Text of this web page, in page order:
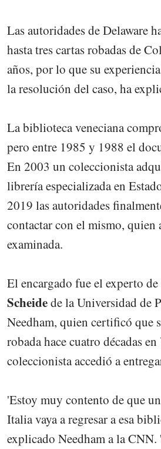
Las autoridades de Delaware
hasta tres cartas robadas de
años, por lo que su
la resolución del caso, ha
La biblioteca veneciana
pero entre 1985 y 1988 el
En 2003 un coleccionista
librería especializada en
2019 las autoridades
contactar con el mismo, quien
examinada.
El encargado fue el experto
Scheidede la Universidad de
Needham, quien certificó que
robada hace cuatro décadas
coleccionista accedió a
'Estoy muy contento de que
Italia vaya a regresar a esa
explicado Needham a la